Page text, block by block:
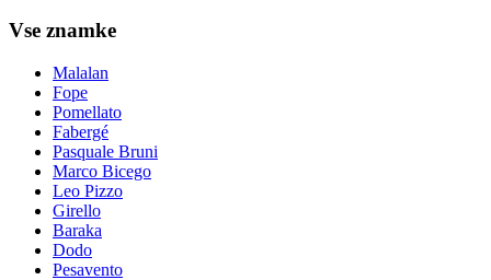
Vse znamke
Malalan
Fope
Pomellato
Fabergé
Pasquale Bruni
Marco Bicego
Leo Pizzo
Girello
Baraka
Dodo
Pesavento